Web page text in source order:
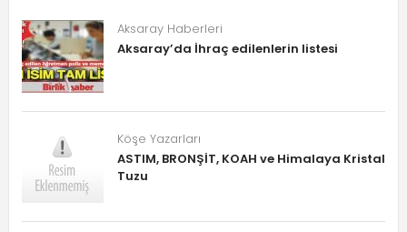
Aksaray Haberleri
Aksaray’da İhraç edilenlerin listesi
Köşe Yazarları
ASTIM, BRONŞİT, KOAH ve Himalaya Kristal
Tuzu